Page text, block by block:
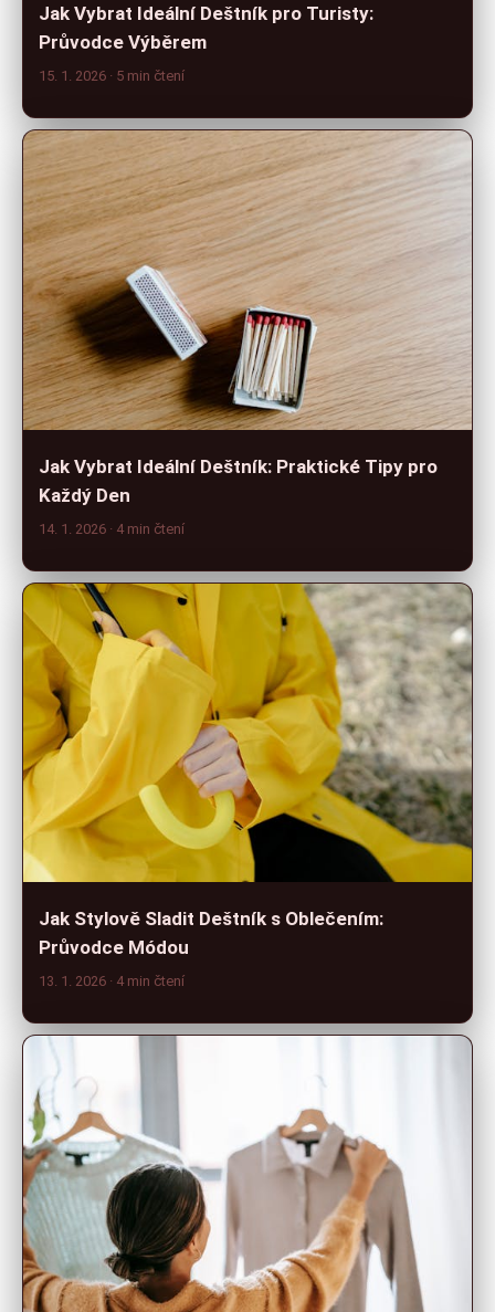
Jak Vybrat Ideální Deštník pro Turisty:
Průvodce Výběrem
15. 1. 2026 · 5 min čtení
Jak Vybrat Ideální Deštník: Praktické Tipy pro
Každý Den
14. 1. 2026 · 4 min čtení
Jak Stylově Sladit Deštník s Oblečením:
Průvodce Módou
13. 1. 2026 · 4 min čtení